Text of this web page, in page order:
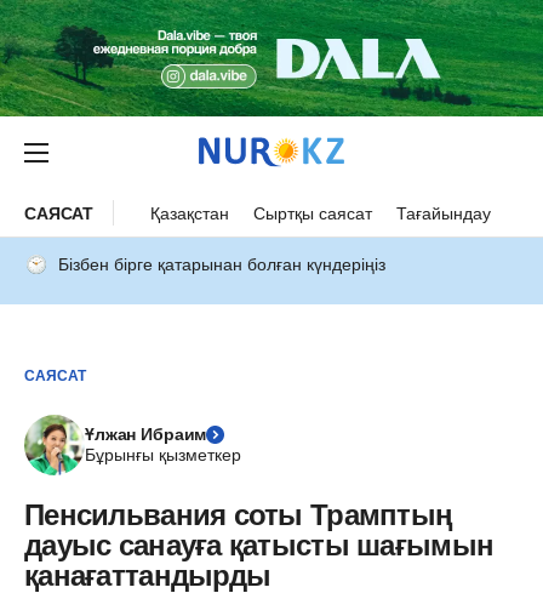
САЯСАТ Қазақстан Сыртқы саясат Тағайындау
Бізбен бірге қатарынан болған күндеріңіз
САЯСАТ
Ұлжан Ибраим
Бұрынғы қызметкер
Пенсильвания соты Трамптың
дауыс санауға қатысты шағымын
қанағаттандырды